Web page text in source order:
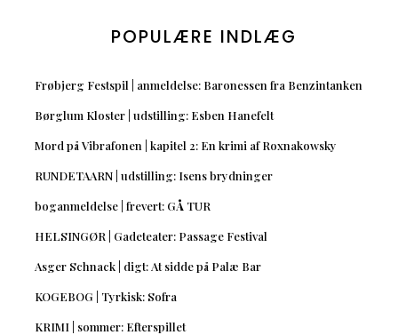
POPULÆRE INDLÆG
Frøbjerg Festspil | anmeldelse: Baronessen fra Benzintanken
Børglum Kloster | udstilling: Esben Hanefelt
Mord på Vibrafonen | kapitel 2: En krimi af Roxnakowsky
RUNDETAARN | udstilling: Isens brydninger
boganmeldelse | frevert: GÅ TUR
HELSINGØR | Gadeteater: Passage Festival
Asger Schnack | digt: At sidde på Palæ Bar
KOGEBOG | Tyrkisk: Sofra
KRIMI | sommer: Efterspillet